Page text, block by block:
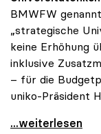
BMWFW
„strategische
keine Erhöhung
inklusive
– für die
uniko-Präsident
uniko: Neuer
...weiterlesen